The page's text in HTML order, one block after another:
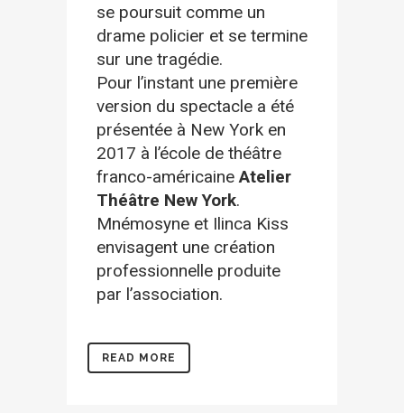
se poursuit comme un
drame policier et se termine
sur une tragédie.
Pour l’instant une première
version du spectacle a été
présentée à New York en
2017 à l’école de théâtre
franco-américaineAtelier
Théâtre New York.
Mnémosyne et Ilinca Kiss
envisagent une création
professionnelle produite
par l’association.
READ MORE